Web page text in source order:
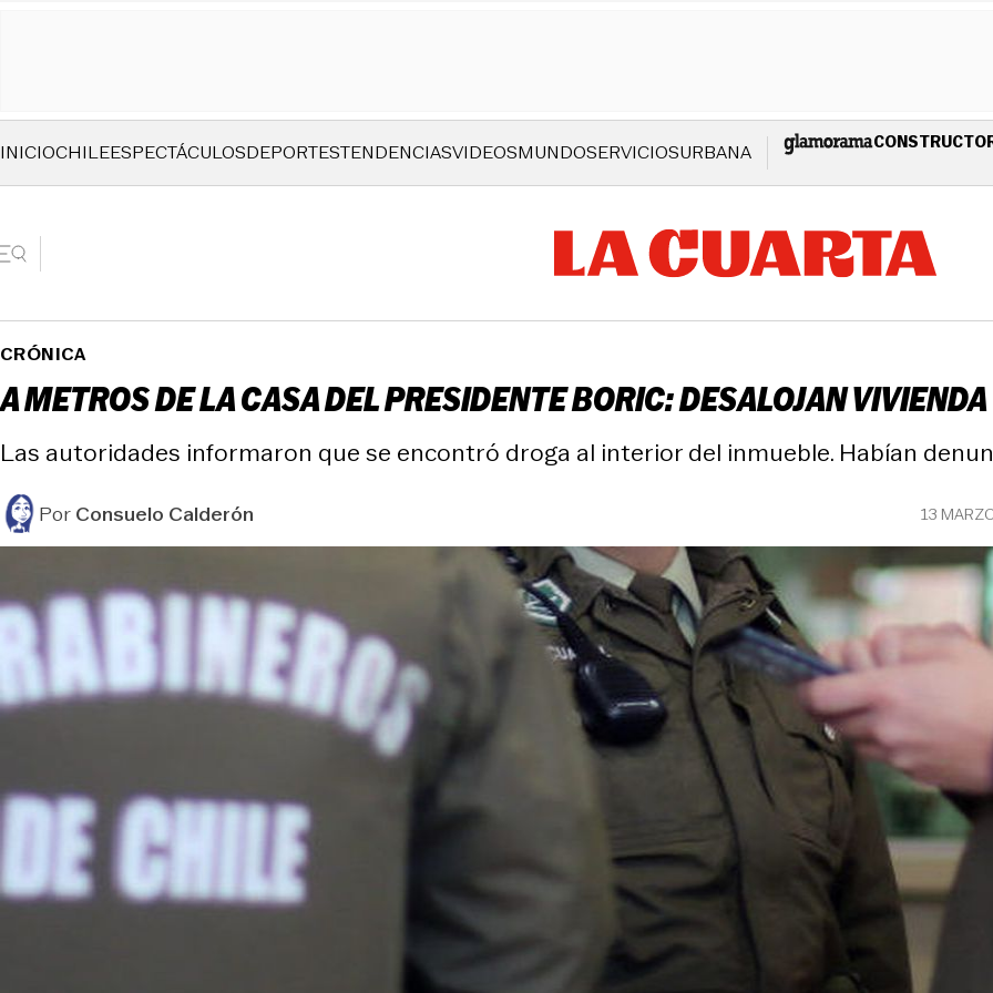
INICIOCHILEESPECTÁCULOSDEPORTESTENDENCIASVIDEOSMUNDOSERVICIOSURBANA
CRÓNICA
A METROS DE LA CASA DEL PRESIDENTE BORIC: DESALOJAN
Las autoridades informaron que se encontró droga al interior del inmueble. Habían
PorConsuelo Calderón 13